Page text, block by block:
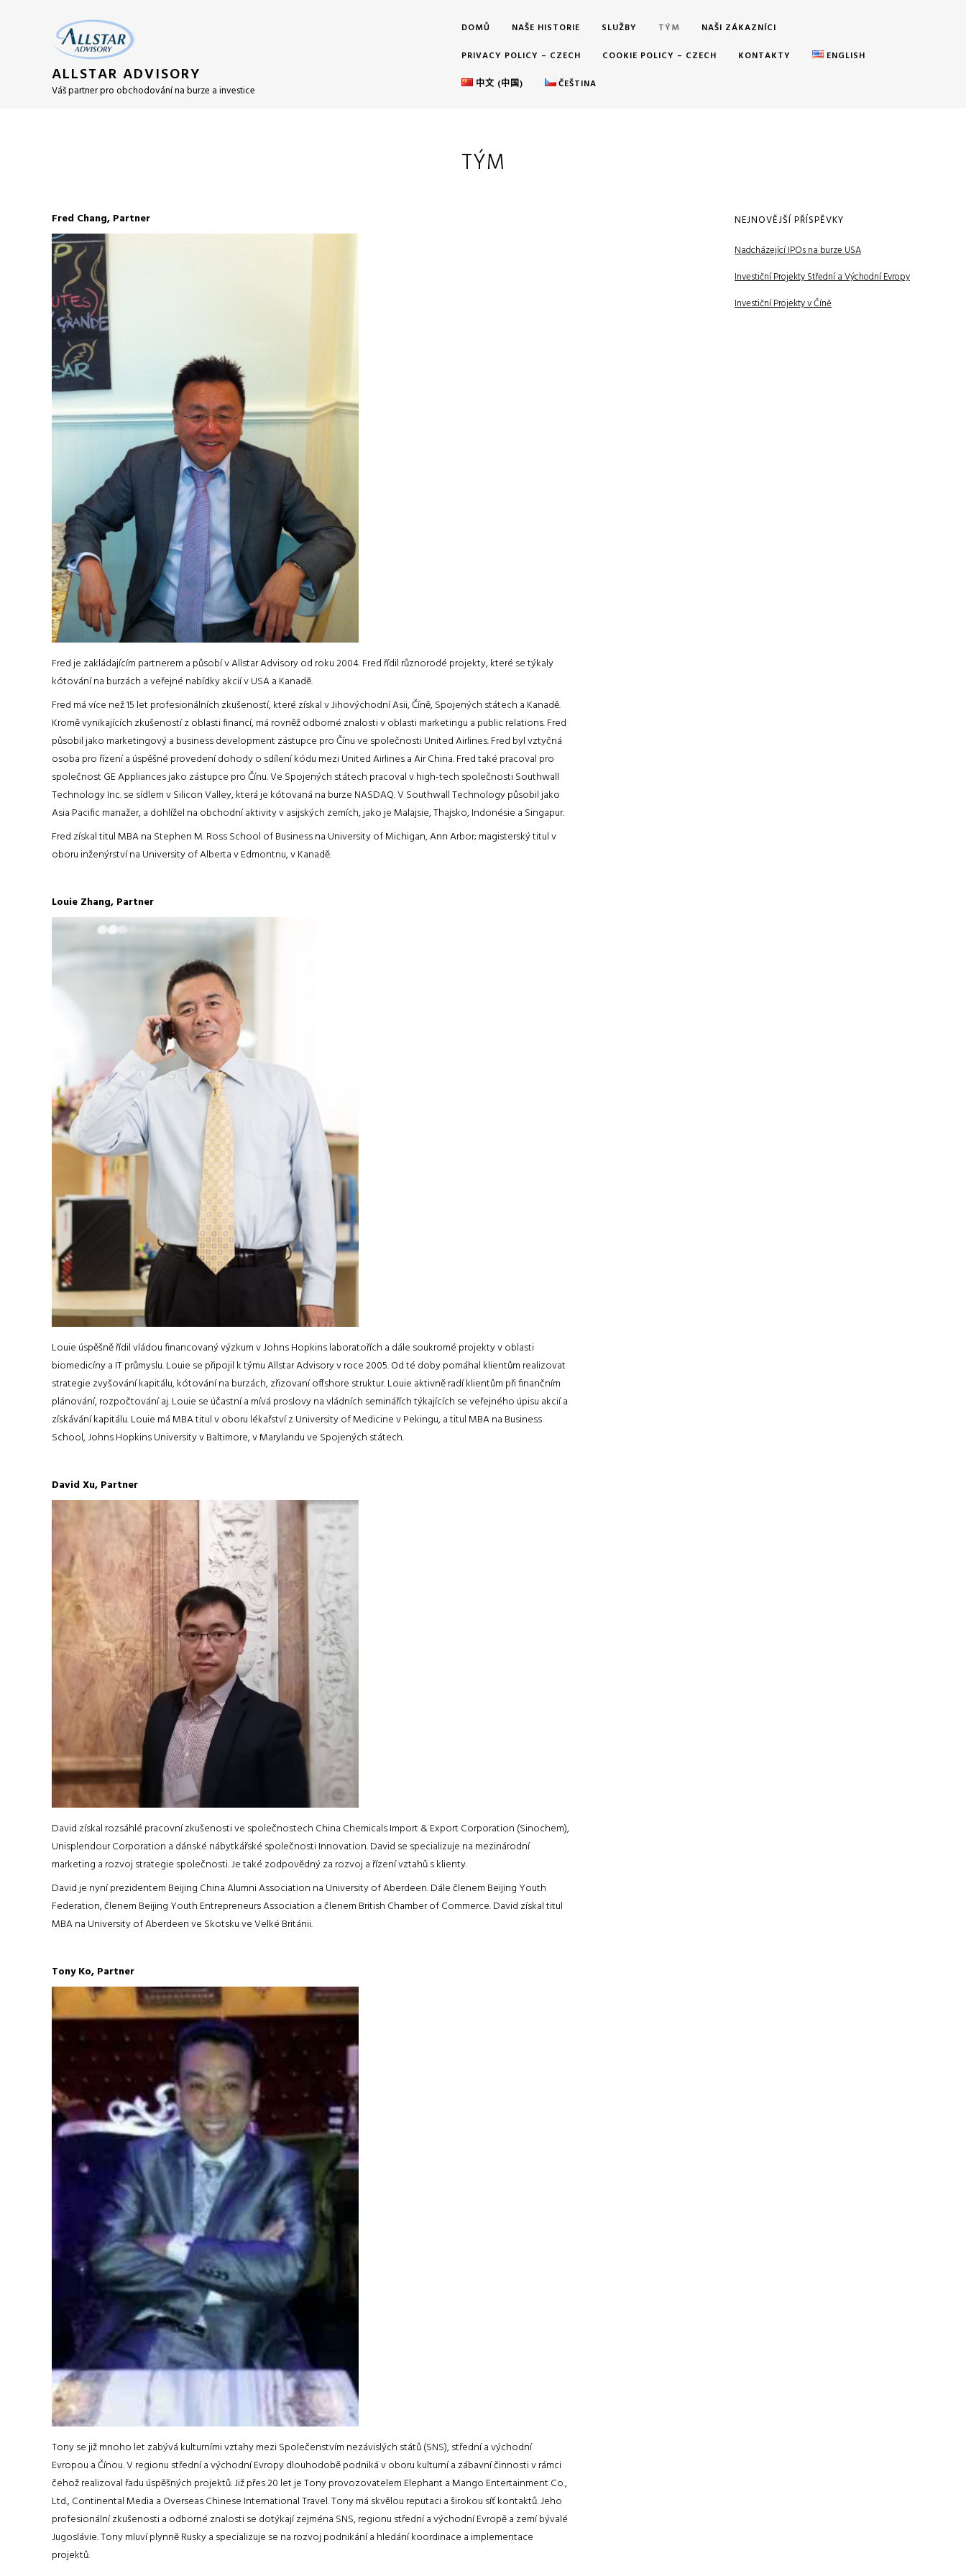
ALLSTAR ADVISORY
Váš partner pro obchodování na burze a investice
DOMŮ NAŠE HISTORIE SLUŽBY TÝM
NAŠI ZÁKAZNÍCI
PRIVACY POLICY – CZECH
COOKIE POLICY – CZECH KONTAKTY
ENGLISH
中文 (中国)
ČEŠTINA
TÝM
Fred Chang, Partner
Fred je zakládajícím partnerem a působí v Allstar Advisory od roku 2004. Fred řídil různorodé projekty, které se týkaly
kótování na burzách a veřejné nabídky akcií v USA a Kanadě.
Fred má více než 15 let profesionálních zkušeností, které získal v Jihovýchodní Asii, Číně, Spojených státech a Kanadě.
Kromě vynikajících zkušeností z oblasti financí, má rovněž odborné znalosti v oblasti marketingu a public relations. Fred
působil jako marketingový a business development zástupce pro Čínu ve společnosti United Airlines. Fred byl vztyčná
osoba pro řízení a úspěšné provedení dohody o sdílení kódu mezi United Airlines a Air China. Fred také pracoval pro
společnost GE Appliances jako zástupce pro Čínu. Ve Spojených státech pracoval v high-tech společnosti Southwall
Technology Inc. se sídlem v Silicon Valley, která je kótovaná na burze NASDAQ. V Southwall Technology působil jako
Asia Pacific manažer, a dohlížel na obchodní aktivity v asijských zemích, jako je Malajsie, Thajsko, Indonésie a Singapur.
Fred získal titul MBA na Stephen M. Ross School of Business na University of Michigan, Ann Arbor; magisterský titul v
oboru inženýrství na University of Alberta v Edmontnu, v Kanadě.
Louie Zhang, Partner
Louie úspěšně řídil vládou financovaný výzkum v Johns Hopkins laboratořích a dále soukromé projekty v oblasti
biomedicíny a IT průmyslu. Louie se připojil k týmu Allstar Advisory v roce 2005. Od té doby pomáhal klientům realizovat
strategie zvyšování kapitálu, kótování na burzách, zřizovaní offshore struktur. Louie aktivně radí klientům při finančním
plánování, rozpočtování aj. Louie se účastní a mívá proslovy na vládních seminářích týkajících se veřejného úpisu akcií a
získávání kapitálu. Louie má MBA titul v oboru lékařství z University of Medicine v Pekingu, a titul MBA na Business
School, Johns Hopkins University v Baltimore, v Marylandu ve Spojených státech.
David Xu, Partner
David získal rozsáhlé pracovní zkušenosti ve společnostech China Chemicals Import & Export Corporation (Sinochem),
Unisplendour Corporation a dánské nábytkářské společnosti Innovation. David se specializuje na mezinárodní
marketing a rozvoj strategie společnosti. Je také zodpovědný za rozvoj a řízení vztahů s klienty.
David je nyní prezidentem Beijing China Alumni Association na University of Aberdeen. Dále členem Beijing Youth
Federation, členem Beijing Youth Entrepreneurs Association a členem British Chamber of Commerce. David získal titul
MBA na University of Aberdeen ve Skotsku ve Velké Británii.
Tony Ko, Partner
Tony se již mnoho let zabývá kulturními vztahy mezi Společenstvím nezávislých států (SNS), střední a východní
Evropou a Čínou. V regionu střední a východní Evropy dlouhodobě podniká v oboru kulturní a zábavní činnosti v rámci
čehož realizoval řadu úspěšných projektů. Již přes 20 let je Tony provozovatelem Elephant a Mango Entertainment Co.,
Ltd., Continental Media a Overseas Chinese International Travel. Tony má skvělou reputaci a širokou síť kontaktů. Jeho
profesionální zkušenosti a odborné znalosti se dotýkají zejména SNS, regionu střední a východní Evropě a zemí bývalé
Jugoslávie. Tony mluví plynně Rusky a specializuje se na rozvoj podnikání a hledání koordinace a implementace
projektů.
NEJNOVĚJŠÍ PŘÍSPĚVKY
Nadcházející IPOs na burze USA
Investiční Projekty Střední a Východní Evropy
Investiční Projekty v Číně